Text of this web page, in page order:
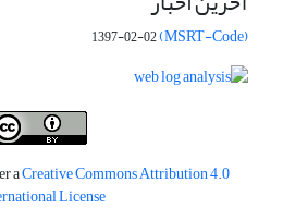
(MSRT-Code)
1397-02-02
aCreative Commons Attribution 4.0
License